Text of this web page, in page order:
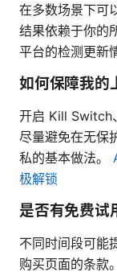
在多数场景下可
结果依赖于你的
平台的检测更新
如何保障我的
开启 Kill Switch
尽量避免在无保
私的基本做法。
极解锁
是否有免费试
不同时间段可能
购买页面的条款。